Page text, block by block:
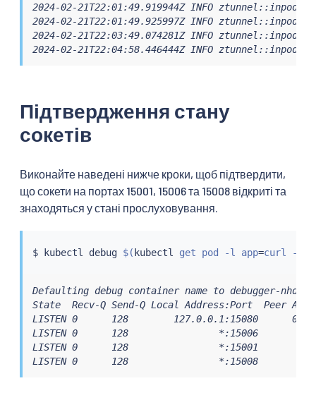
2024-02-21T22:01:49.919944Z INFO
2024-02-21T22:01:49.925997Z INFO
2024-02-21T22:03:49.074281Z INFO
2024-02-21T22:04:58.446444Z INFO
Підтвердження стану
сокетів
Виконайте наведені нижче кроки, щоб підтвердити,
що сокети на портах 15001, 15006 та 15008 відкриті та
знаходяться у стані прослуховування.
$ kubectl debug $( kubectl get pod -l app=curl -n
Defaulting debug container name to debugger-nhd4d.
State  Recv-Q Send-Q Local Address:Port  Peer
LISTEN 0      128        127.0.0.1:15080
LISTEN 0      128                *:15006
LISTEN 0      128                *:15001
LISTEN 0      128                *:15008